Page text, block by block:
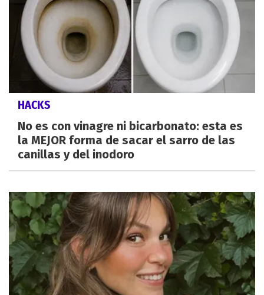
HACKS
No es con vinagre ni bicarbonato: esta es
la MEJOR forma de sacar el sarro de las
canillas y del inodoro